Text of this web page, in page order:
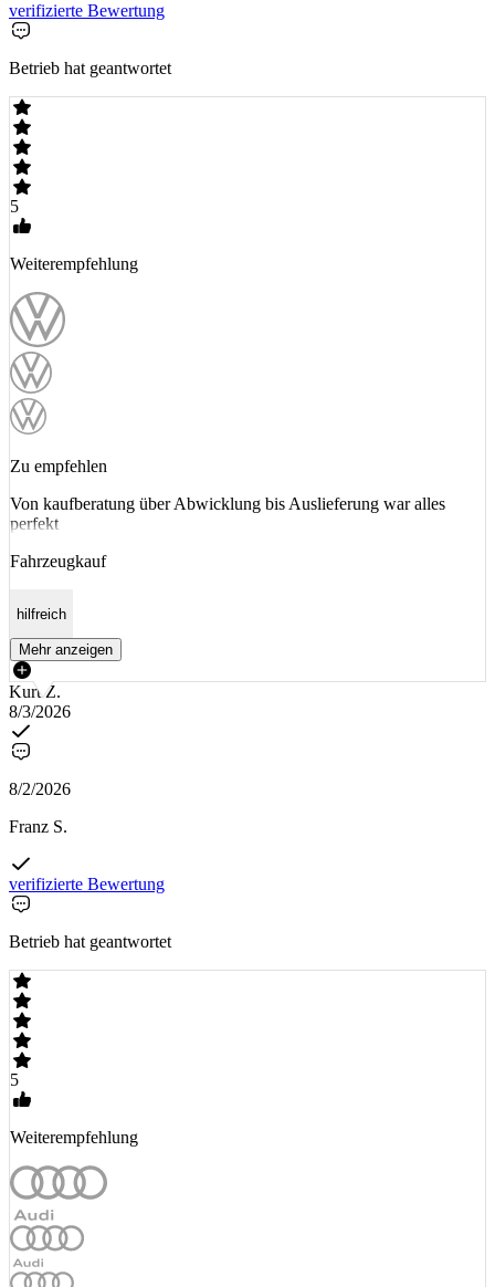
verifizierte Bewertung
Betrieb hat geantwortet
5
Weiterempfehlung
Zu empfehlen
Von kaufberatung über Abwicklung bis Auslieferung war alles
perfekt
Fahrzeugkauf
hilfreich
Mehr anzeigen
Kurt Z.
8/3/2026
8/2/2026
Franz S.
verifizierte Bewertung
Betrieb hat geantwortet
5
Weiterempfehlung